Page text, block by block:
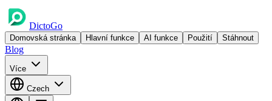
DictoGo
Domovská stránka Hlavní funkce AI funkce Použití Stáhnout
Blog
Více
Czech